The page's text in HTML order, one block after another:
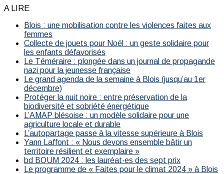
A LIRE
Blois : une mobilisation contre les violences faites aux
femmes
Collecte de jouets pour Noël : un geste solidaire pour
les enfants défavorisés
Le Téméraire : plongée dans un journal de propagande
nazi pour la jeunesse française
Le grand agenda de la semaine à Blois (jusqu’au 1er
décembre)
Protéger la nuit noire : entre préservation de la
biodiversité et sobriété énergétique
L’AMAP blésoise : un modèle solidaire pour une
agriculture locale et durable
L’autopartage passe à la vitesse supérieure à Blois
Yann Laffont : « Nous devons ensemble bâtir un
territoire résilient et exemplaire »
bd BOUM 2024 : les lauréat·es des sept prix
Le programme de « Faites pour le climat 2024 » à Blois